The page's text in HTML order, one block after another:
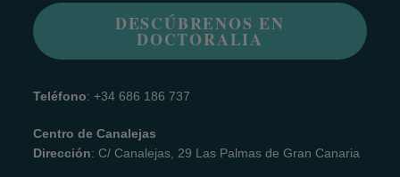
DESCÚBRENOS EN
DOCTORALIA
Teléfono: +34 686 186 737
Centro de Canalejas
Dirección: C/ Canalejas, 29 Las Palmas de Gran Canaria